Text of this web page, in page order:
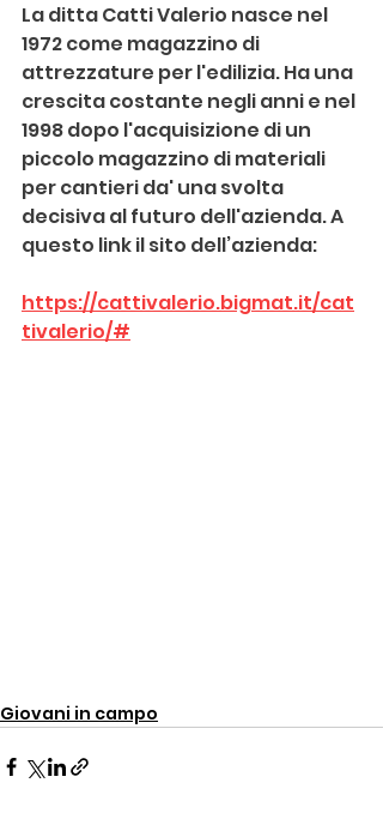
La ditta Catti Valerio nasce nel
1972 come magazzino di
attrezzature per l'edilizia. Ha una
crescita costante negli anni e nel
1998 dopo l'acquisizione di un
piccolo magazzino di materiali
per cantieri da' una svolta
decisiva al futuro dell'azienda. A
questo link il sito dell’azienda:
https://cattivalerio.bigmat.it/cat
tivalerio/#
Giovani in campo